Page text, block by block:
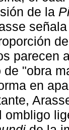
de la
parecen
"obra
en
ombligo